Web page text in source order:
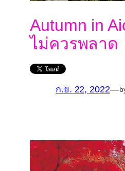
Autumn in
ไม่ควรพลาด
ก.ย. 22, 2022—